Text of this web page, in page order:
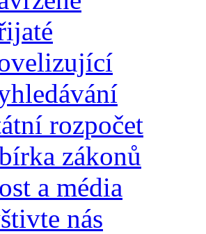
rozpočet
zákonů
a média
nás